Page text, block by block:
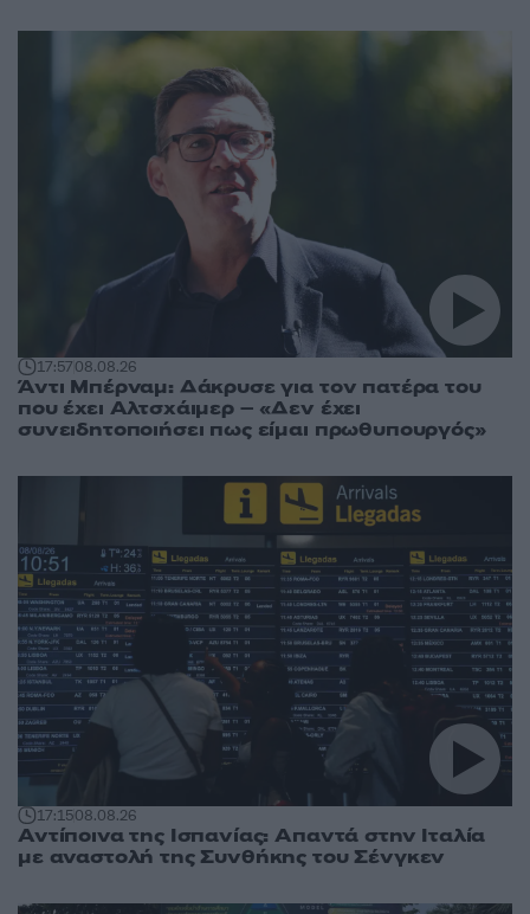
17:5708.08.26
Άντι Μπέρναμ: Δάκρυσε για τον πατέρα του
που έχει Αλτσχάιμερ – «Δεν έχει
συνειδητοποιήσει πως είμαι πρωθυπουργός»
17:1508.08.26
Αντίποινα της Ισπανίας: Απαντά στην Ιταλία
με αναστολή της Συνθήκης του Σένγκεν